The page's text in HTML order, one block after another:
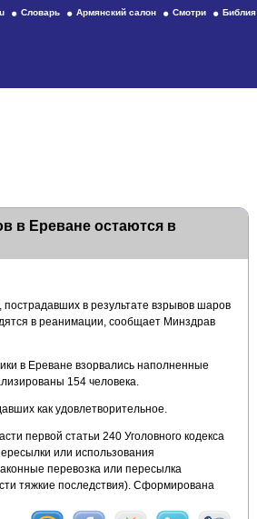
Словарь Армянский салон Смотри Библия
в Ереване остаются в
в результате взрывов шаров
в реанимации, сообщает Минздрав
в Ереване взорвались наполненные
154 человека.
как удовлетворительное.
первой статьи 240 Уголовного кодекса
или использования
перевозка или пересылка
тяжкие последствия). Сформирована